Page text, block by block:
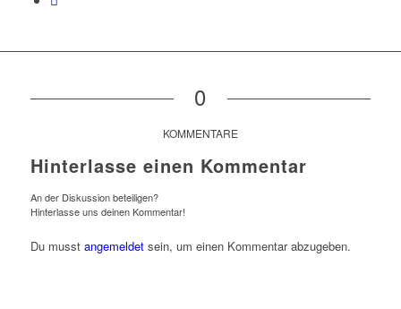
0
KOMMENTARE
Hinterlasse einen Kommentar
An der Diskussion beteiligen?
Hinterlasse uns deinen Kommentar!
Du musst angemeldetsein, um einen Kommentar abzugeben.